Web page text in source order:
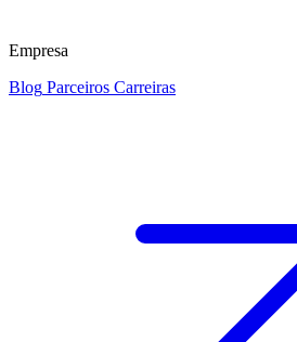
Empresa
Blog Parceiros Carreiras